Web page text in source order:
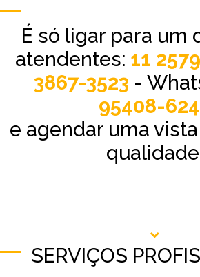
É só ligar para um
atendentes: 11
3867-3523 -
95408-
e agendar uma
SERVIÇOS